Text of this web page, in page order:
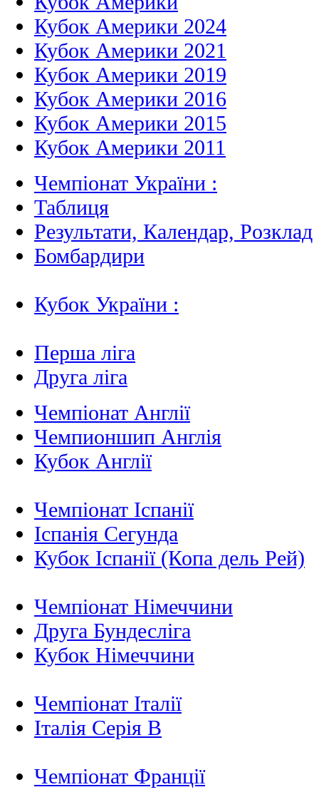
Кубок Америки 2024
Кубок Америки 2021
Кубок Америки 2019
Кубок Америки 2016
Кубок Америки 2015
Кубок Америки 2011
Чемпіонат України :
Таблиця
Результати, Календар, Poзклад
Бомбардири
Кубок України :
Перша ліга
Друга ліга
Чемпіонат Англії
Чемпионшип Англія
Кубок Англії
Чемпіонат Іспанії
Іспанія Сегунда
Кубок Іспанії (Копа дель Рей)
Чемпіонат Німеччини
Друга Бундесліга
Кубок Німеччини
Чемпіонат Італії
Італія Серія B
Чемпіонат Франції